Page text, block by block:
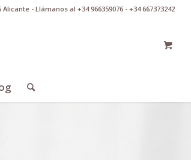
- Llámanos al +34 966359076 - +34 667373242